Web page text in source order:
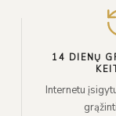
14 DIENŲ
Internetu